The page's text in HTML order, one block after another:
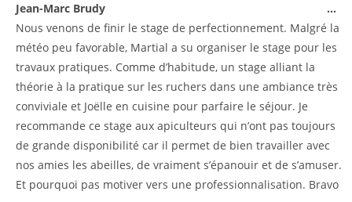
Jean-Marc Brudy
Nous venons de finir le stage de perfectionnement. Malgré la
météo peu favorable, Martial a su organiser le stage pour les
travaux pratiques. Comme d’habitude, un stage alliant la
théorie à la pratique sur les ruchers dans une ambiance très
conviviale et Joëlle en cuisine pour parfaire le séjour. Je
recommande ce stage aux apiculteurs qui n’ont pas toujours
de grande disponibilité car il permet de bien travailler avec
nos amies les abeilles, de vraiment s’épanouir et de s’amuser.
Et pourquoi pas motiver vers une professionnalisation. Bravo
...